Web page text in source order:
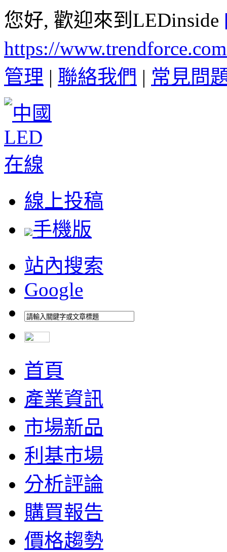
您好, 歡迎來到LEDinside
https://
管理 | 聯絡我們 | 常見問
線上投稿
手機版
站內搜索
Google
首頁
產業資訊
市場新品
利基市場
分析評論
購買報告
價格趨勢